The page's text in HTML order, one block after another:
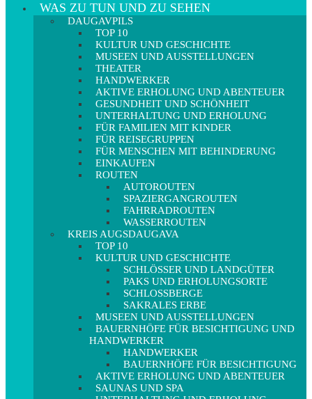
WAS ZU TUN UND ZU SEHEN
DAUGAVPILS
TOP 10
KULTUR UND GESCHICHTE
MUSEEN UND AUSSTELLUNGEN
THEATER
HANDWERKER
AKTIVE ERHOLUNG UND ABENTEUER
GESUNDHEIT UND SCHÖNHEIT
UNTERHALTUNG UND ERHOLUNG
FÜR FAMILIEN MIT KINDER
FÜR REISEGRUPPEN
FÜR MENSCHEN MIT BEHINDERUNG
EINKAUFEN
ROUTEN
AUTOROUTEN
SPAZIERGANGROUTEN
FAHRRADROUTEN
WASSERROUTEN
KREIS AUGSDAUGAVA
TOP 10
KULTUR UND GESCHICHTE
SCHLÖSSER UND LANDGÜTER
PAKS UND ERHOLUNGSORTE
SCHLOSSBERGE
SAKRALES ERBE
MUSEEN UND AUSSTELLUNGEN
BAUERNHÖFE FÜR BESICHTIGUNG UND
HANDWERKER
HANDWERKER
BAUERNHÖFE FÜR BESICHTIGUNG
AKTIVE ERHOLUNG UND ABENTEUER
SAUNAS UND SPA